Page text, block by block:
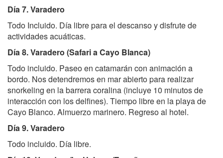
Día 7. Varadero
Todo Incluido. Día libre para el descanso y disfrute de
actividades acuáticas.
Día 8. Varadero (Safari a Cayo Blanca)
Todo incluido. Paseo en catamarán con animación a
bordo. Nos detendremos en mar abierto para realizar
snorkeling en la barrera coralina (incluye 10 minutos de
interacción con los delfines). Tiempo libre en la playa de
Cayo Blanco. Almuerzo marinero. Regreso al hotel.
Día 9. Varadero
Todo incluido. Día libre.